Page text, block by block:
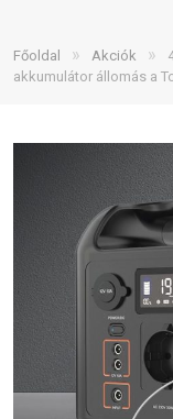
Főoldal » Akciók »
akkumulátor állomás a